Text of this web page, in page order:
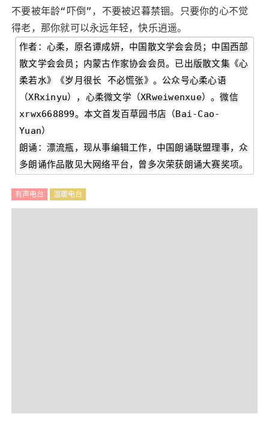
不要被年龄“吓倒”，不要被迟暮禁锢。只要你的心不觉
得老，那你就可以永远年轻，快乐逍遥。
作者：心柔，原名谭成妍，中国散文学会会员；中国西部
散文学会会员；内蒙古作家协会会员。已出版散文集《心
柔若水》《岁月很长 不必慌张》。公众号心柔心语
（XRxinyu），心柔微文学（XRweiwenxue）。微信
xrwx668899。本文首发百草园书店（Bai-Cao-
Yuan）
朗诵：漂流瓶，现从事编辑工作，中国朗诵联盟理事，众
多朗诵作品散见大网络平台，曾多次荣获朗诵大赛奖项。
有声电台 温暖电台